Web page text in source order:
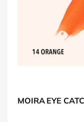
MOIRA EYE